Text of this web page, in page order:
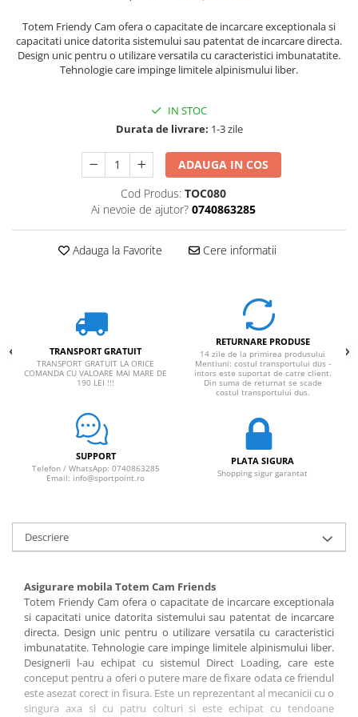
Totem Friendy Cam ofera o capacitate de incarcare exceptionala si
capacitati unice datorita sistemului sau patentat de incarcare directa.
Design unic pentru o utilizare versatila cu caracteristici imbunatatite.
Tehnologie care impinge limitele alpinismului liber.
IN STOC
Durata de livrare: 1-3 zile
ADAUGA IN COS
Cod Produs: TOC080
Ai nevoie de ajutor? 0740863285
Adauga la Favorite Cere informatii
TRANSPORT GRATUIT
TRANSPORT GRATUIT LA ORICE
COMANDA CU VALOARE MAI MARE DE
190 LEI !!!
RETURNARE PRODUSE
14 zile de la primirea produsului
Mentiuni: costul transportului dus -
intors este suportat de catre client.
Din suma de returnat se scade
costul transportului dus.
SUPPORT
Telefon / WhatsApp: 0740863285
Email: info@sportpoint.ro
PLATA SIGURA
Shopping sigur garantat
Descriere
Asigurare mobila Totem Cam Friends
Totem Friendy Cam ofera o capacitate de incarcare exceptionala
si capacitati unice datorita sistemului sau patentat de incarcare
directa. Design unic pentru o utilizare versatila cu caracteristici
imbunatatite. Tehnologie care impinge limitele alpinismului liber.
Designerii l-au echipat cu sistemul Direct Loading, care este
conceput pentru a oferi o putere mare de fixare odata ce friendul
este asezat corect in fisura. Este un reprezentant al mecanicii cu o
singura axa si cu patru colturi si este echipat cu tendoane